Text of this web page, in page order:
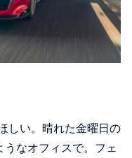
しい。晴れた金曜日の
なオフィスで。フェ